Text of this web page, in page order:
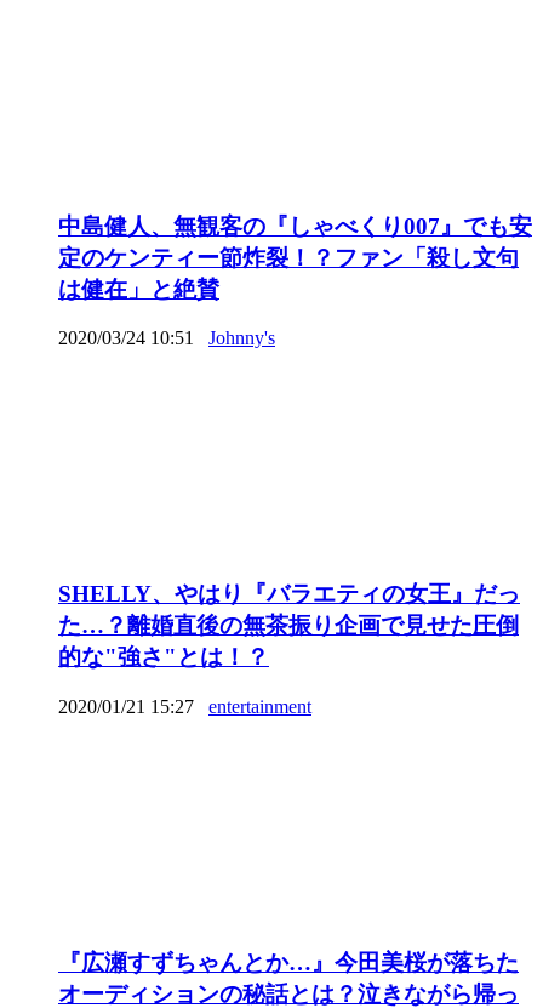
中島健人、無観客の『しゃべくり007』でも安
定のケンティー節炸裂！？ファン「殺し文句
は健在」と絶賛
2020/03/24 10:51 Johnny's
SHELLY、やはり『バラエティの女王』だっ
た…？離婚直後の無茶振り企画で見せた圧倒
的な"強さ"とは！？
2020/01/21 15:27 entertainment
『広瀬すずちゃんとか…』今田美桜が落ちた
オーディションの秘話とは？泣きながら帰っ